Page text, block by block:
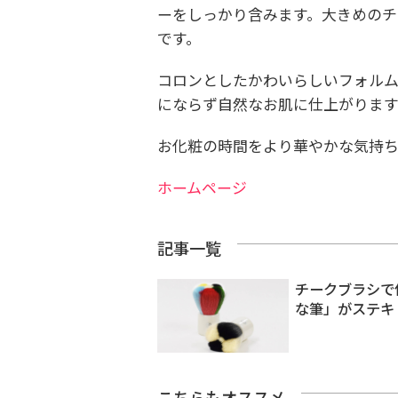
ーをしっかり含みます。大きめの
です。
コロンとしたかわいらしいフォル
にならず自然なお肌に仕上がりま
お化粧の時間をより華やかな気持
ホームページ
記事一覧
チークブラシ
な筆」がステキ